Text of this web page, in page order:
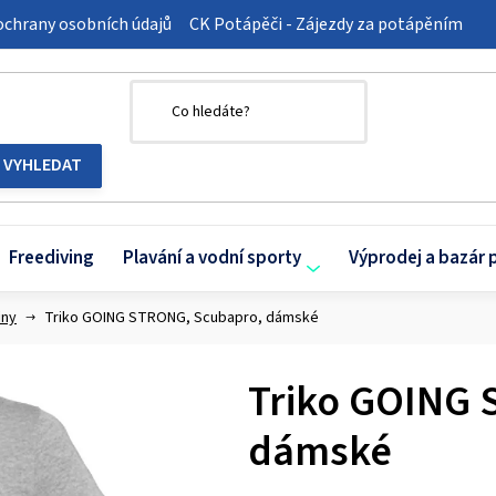
osobních údajů CK Potápěči - Zájezdy za potápěním
Freediving Plavání a vodní sporty Výprodej a bazár
Triko GOING STRONG, Scubapro, dámské
Triko GOING
dámské